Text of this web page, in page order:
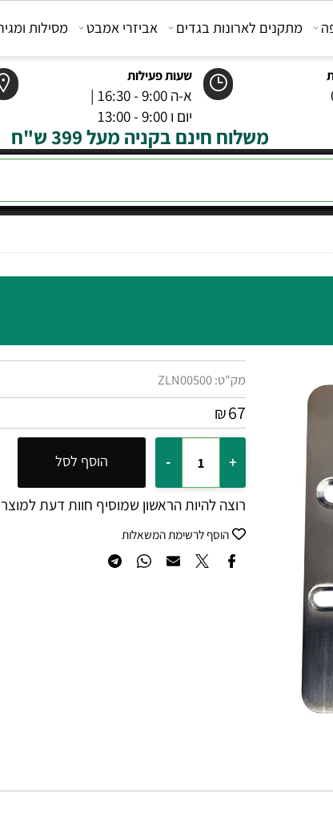
שעות פעילות
א-ה 9:00 - 16:30 |
יום ו 9:00 - 13:00
מתקנים לארונות בגדים אביזרי אמבט מסילות ומגירות
משלוח חינם בקניה מעל 399 ש"ח
מק"ט:ZLN00500
₪
רוצה להיות הראשון שמוסיף חוות דעת למוצר זה?
הוסף לרשימת המשאלות